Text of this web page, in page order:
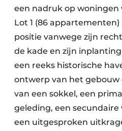
een nadruk op woningen
Lot 1 (86
positie vanwege zijn
de kade en zijn
een reeks historische
ontwerp van het gebouw
van een sokkel, een
geleding, een
een uitgesproken